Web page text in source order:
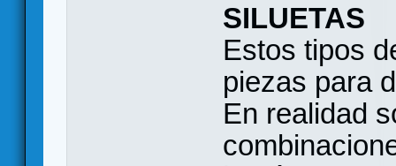
SILUETAS
Estos tipos
piezas para
En realidad